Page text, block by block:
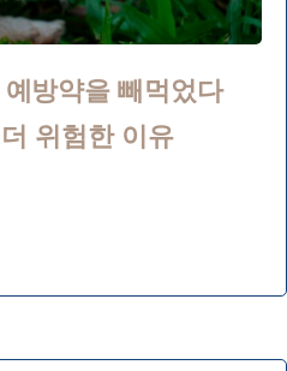
방약을 빼먹었다
위험한 이유